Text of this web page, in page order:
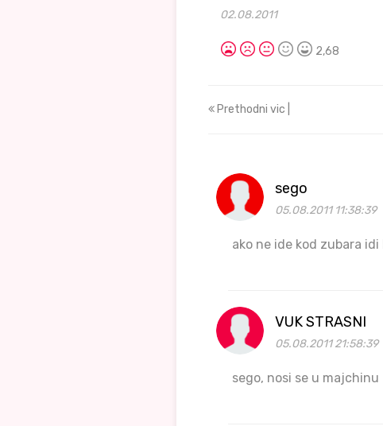
02.08.2011
2,68
Prethodni vic |
sego
05.08.2011 11:38:39
ako ne ide kod zubara idi
VUK STRASNI
05.08.2011 21:58:39
sego, nosi se u majchinu